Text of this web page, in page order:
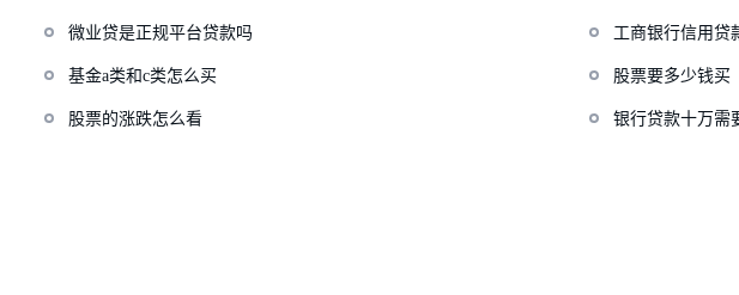
微业贷是正规平台贷款吗 工商银行信用贷
基金a类和c类怎么买 股票要多少钱买
股票的涨跌怎么看 银行贷款十万需